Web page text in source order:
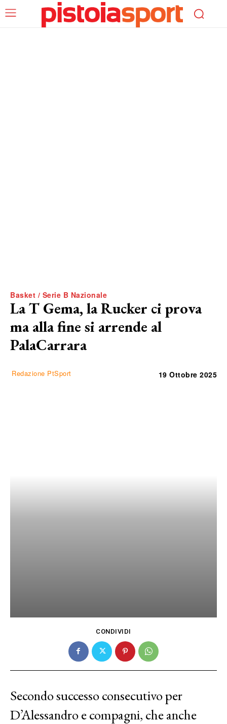
Basket / Serie B Nazionale
La T Gema, la Rucker ci prova
ma alla fine si arrende al
PalaCarrara
Redazione PtSport 19 Ottobre 2025
CONDIVIDI
Secondo successo consecutivo per
D’Alessandro e compagni, che anche